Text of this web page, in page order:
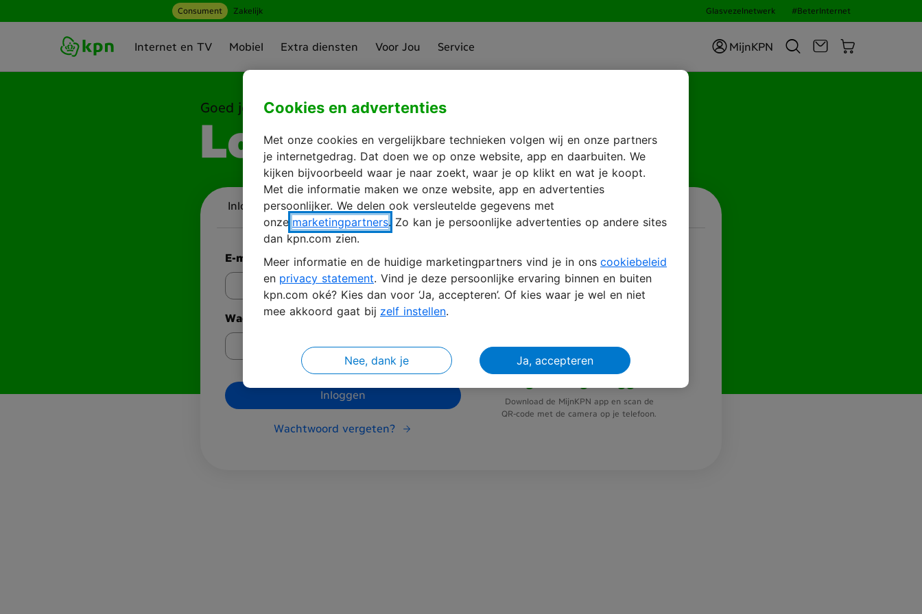
Ga naar hoofdinhoud
Consument Zakelijk Glasvezelnetwerk #BeterInternet
Internet en TV Mobiel Extra diensten Voor Jou Service MijnKPN
Goed je weer te zien
Log in met je KPN ID
Inloggen Account aanmaken
E-mailadres
Wachtwoord
Inloggen
Wachtwoord vergeten?
Download de MijnKPN app en scan de
QR-code met de camera op je telefoon.
Cookies en advertenties
Met onze cookies en vergelijkbare technieken volgen wij en onze partners
je internetgedrag. Dat doen we op onze website, app en daarbuiten. We
kijken bijvoorbeeld waar je naar zoekt, waar je op klikt en wat je koopt.
Met die informatie maken we onze website, app en advertenties
persoonlijker. We delen ook versleutelde gegevens met
onze marketingpartners. Zo kan je persoonlijke advertenties op andere sites
dan kpn.com zien.
Meer informatie en de huidige marketingpartners vind je in ons cookiebeleid
en privacy statement. Vind je deze persoonlijke ervaring binnen en buiten
kpn.com oké? Kies dan voor ‘Ja, accepteren’. Of kies waar je wel en niet
mee akkoord gaat bij zelf instellen.
Nee, dank je Ja, accepteren